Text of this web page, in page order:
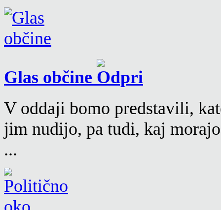
Glas občine
V oddaji bomo predstavili,
jim nudijo, pa tudi, kaj
...